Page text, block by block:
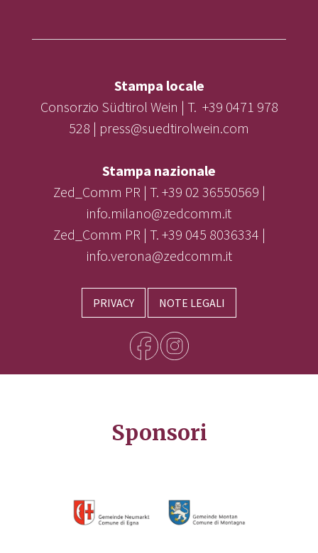
Stampa locale
Consorzio Südtirol Wein | T. +39 0471 978
528 | press@suedtirolwein.com
Stampa nazionale
Zed_Comm PR | T. +39 02 36550569 |
info.milano@zedcomm.it
Zed_Comm PR | T. +39 045 8036334 |
info.verona@zedcomm.it
PRIVACY NOTE LEGALI
Sponsori